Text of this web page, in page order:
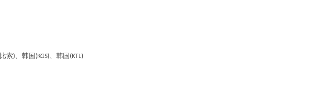
比索)、韩国 (KGS)、韩国 (KTL)